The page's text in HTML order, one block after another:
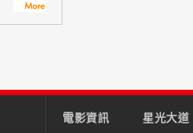
電影資訊 星光大道